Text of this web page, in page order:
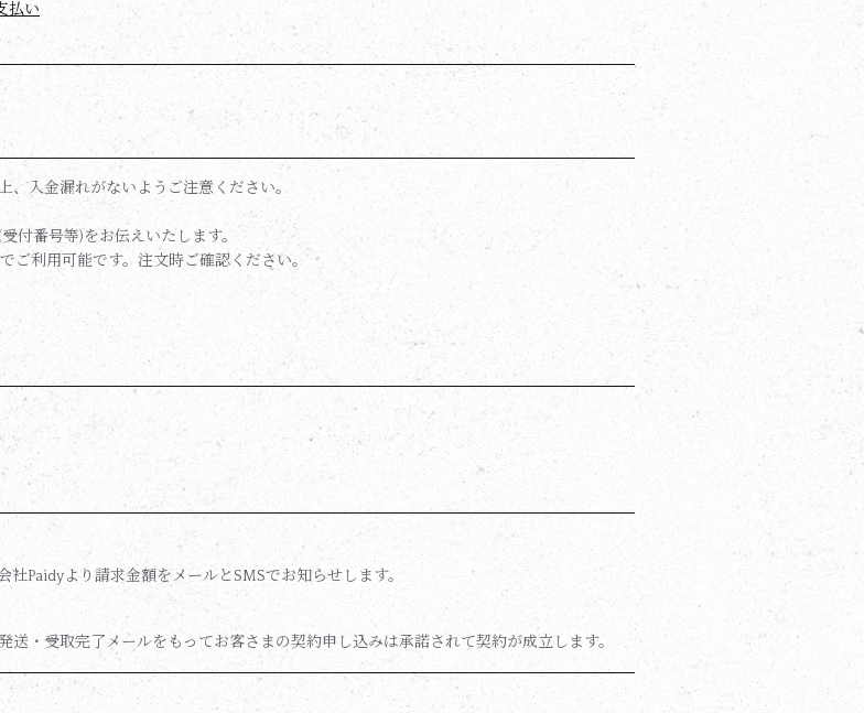
払い
入金漏れがないようご注意ください。
付番号等)をお伝えいたします。
ご利用可能です。注文時ご確認ください。
Paidyより請求金額をメールとSMSでお知らせします。
・受取完了メールをもってお客さまの契約申し込みは承諾されて契約が成立します。